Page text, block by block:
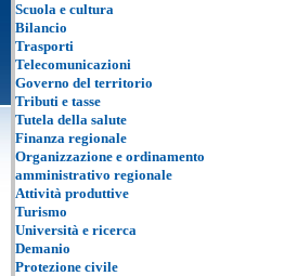
Scuola e cultura
Bilancio
Trasporti
Telecomunicazioni
Governo del territorio
Tributi e tasse
Tutela della salute
Finanza regionale
Organizzazione e ordinamento
amministrativo regionale
Attività produttive
Turismo
Università e ricerca
Demanio
Protezione civile